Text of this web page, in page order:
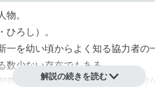
物。
ひろし）。
一を幼い頃からよく知る協力者の
数少ない存在でもある。
変声機や腕時計型麻酔銃などの
解説の続きを読む